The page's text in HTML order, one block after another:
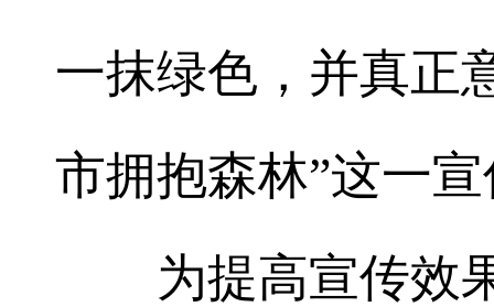
一抹绿色，并真正
市拥抱森林”这一
为提高宣传效